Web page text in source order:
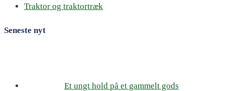
Traktor og traktortræk
Seneste nyt
Et ungt hold på et gammelt gods